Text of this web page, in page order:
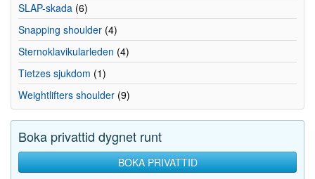
SLAP-skada (6)
Snapping shoulder (4)
Sternoklavikularleden (4)
Tietzes sjukdom (1)
Weightlifters shoulder (9)
Boka privattid dygnet runt
BOKA PRIVATTID